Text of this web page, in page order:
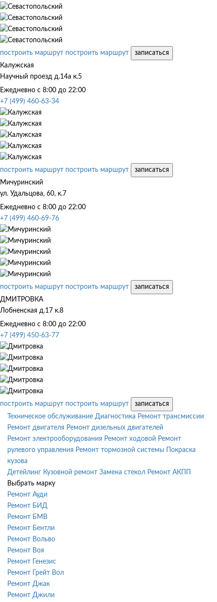
построить маршрут построить маршрут
записаться
Калужская
Научный проезд д.14а к.5
Ежедневно с 8:00 до 22:00
+7 (499) 460-63-34
построить маршрут построить маршрут
записаться
Мичуринский
ул. Удальцова, 60, к.7
Ежедневно с 8:00 до 22:00
+7 (499) 460-69-76
построить маршрут построить маршрут
записаться
ДМИТРОВКА
Лобненская д.17 к.8
Ежедневно с 8:00 до 22:00
+7 (499) 450-63-77
построить маршрут построить маршрут
записаться
Техническое обслуживание Диагностика Ремонт трансмиссии
Ремонт двигателя Ремонт дизельных двигателей
Ремонт электрооборудования Ремонт ходовой Ремонт
рулевого управления Ремонт тормозной системы
Покраска
кузова
Детейлинг Кузовной ремонт Замена стекол Ремонт АКПП
Выбрать марку
Ремонт Ауди
Ремонт БИД
Ремонт БМВ
Ремонт Бентли
Ремонт Вольво
Ремонт Воя
Ремонт Генезис
Ремонт Грейт Вол
Ремонт Джак
Ремонт Джили